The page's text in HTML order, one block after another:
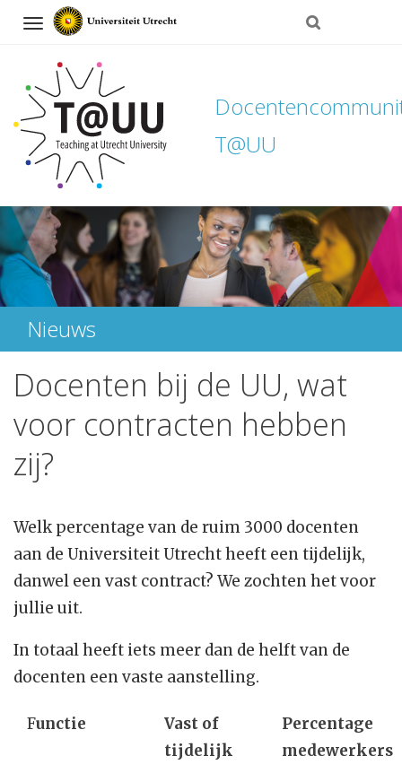
Navigation
T@UU
Direct
naar
het
inhoud
Nieuws
Docenten bij de UU, wat
voor contracten hebben
zij?
Welk percentage van de ruim 3000 docenten
aan de Universiteit Utrecht heeft een tijdelijk,
danwel een vast contract? We zochten het voor
jullie uit.
In totaal heeft iets meer dan de helft van de
docenten een vaste aanstelling.
Functie
Vast of
tijdelijk
Percentage
medewerkers